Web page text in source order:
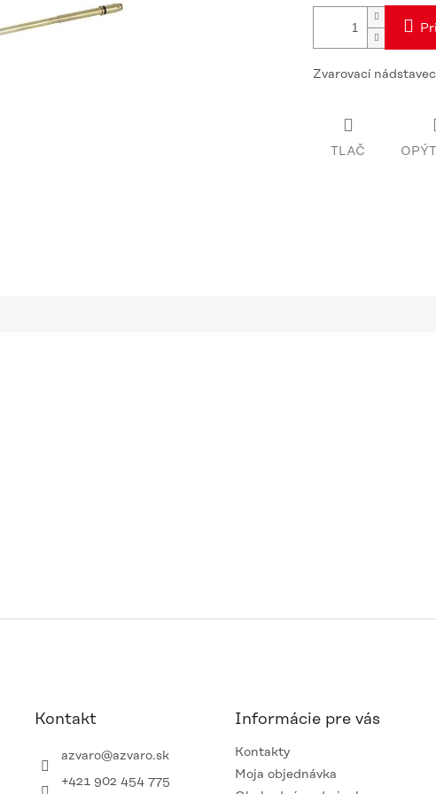
Zvarovací
TLAČ
Kontakt
azvaro@azvaro.sk
+421 902 454 775
Informácie pre vás
Kontakty
Moja objednávka